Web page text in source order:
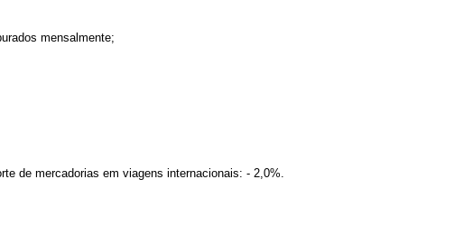
mensalmente;
de mercadorias em viagens internacionais: - 2,0%.